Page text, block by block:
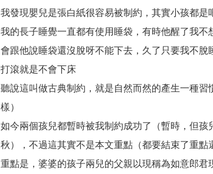
我發現嬰兒是張白紙很容易被制約，其實小孩都是
我的長子睡覺一直都有使用睡袋，有時他醒了我
會跟他說睡袋還沒脫呀不能下去，久了只要我不脫
打滾就是不會下床
聽說這叫做古典制約，就是自然而然的產生一種習
樣）
如今兩個孩兒都暫時被我制約成功了（暫時，但孩
秋），不過這其實不是本文重點（都要結束了重點
重點是，婆婆的孩子兩兒的父親以現稱為如意郎君